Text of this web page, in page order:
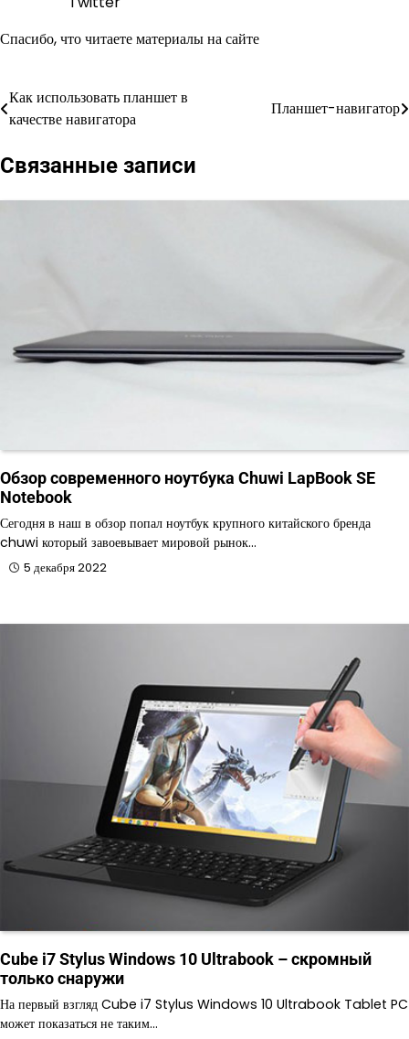
Спасибо, что читаете материалы на сайте
Навигация
записям
Как использовать планшет в
качестве навигатора
Планшет-навигатор
Связанные записи
Обзор современного ноутбука Chuwi LapBook SE
Notebook
Сегодня в наш в обзор попал ноутбук крупного китайского бренда
chuwi который завоевывает мировой рынок…
5 декабря 2022
Cube i7 Stylus Windows 10 Ultrabook – скромный
только снаружи
На первый взгляд Cube i7 Stylus Windows 10 Ultrabook Tablet PC
может показаться не таким…